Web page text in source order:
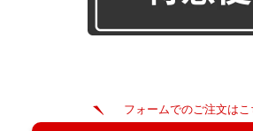
フォームでのご注文はこ